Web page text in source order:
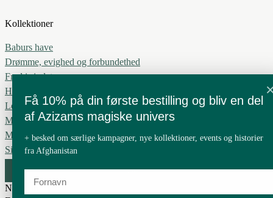
Få 10% på din første bestilling og bliv en del
af Azizams magiske univers
+ besked om særlige kampagner, nye kollektioner, events og historier
fra Afghanistan
Kollektioner
Baburs have
Drømme, evighed og forbundethed
Fred i sindet
Håbets blad
Leve i harmoni
Min Blomst
Mit ønske
Silkevejen
Gem
Navn